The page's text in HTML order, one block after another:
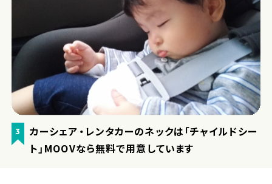
3
カーシェア・レンタカーのネックは「チャイルドシー
ト」MOOVなら無料で用意しています